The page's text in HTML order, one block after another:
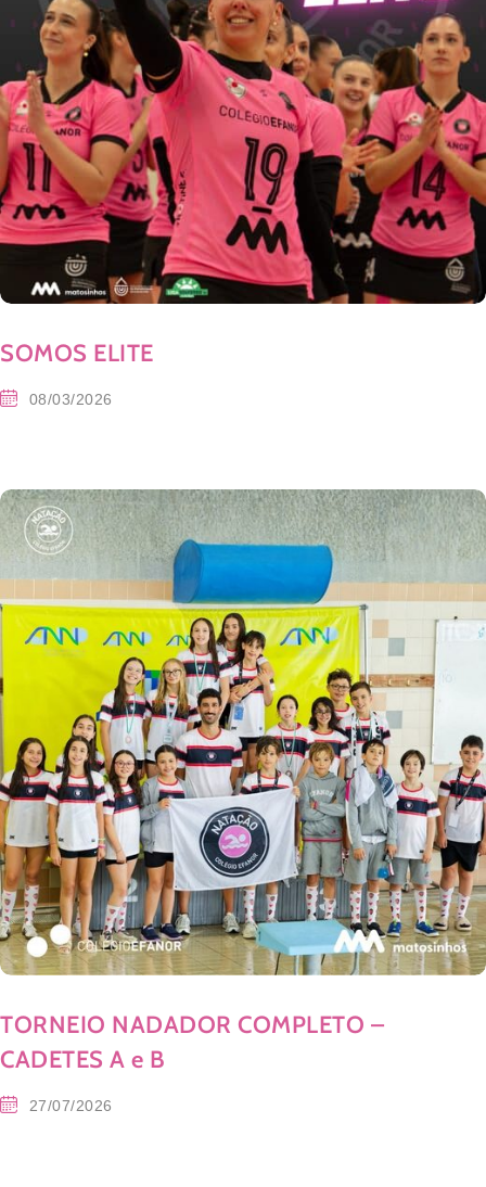
SOMOS ELITE
08/03/2026
TORNEIO NADADOR COMPLETO –
CADETES A e B
27/07/2026